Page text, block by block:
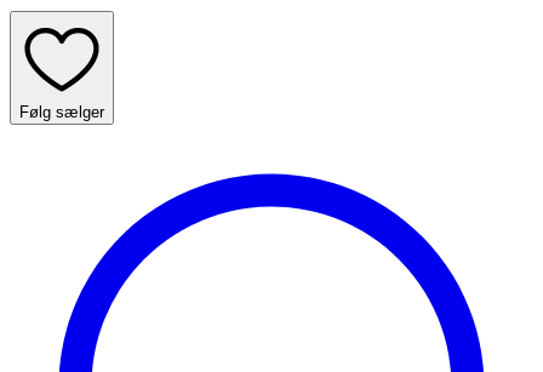
Følg sælger